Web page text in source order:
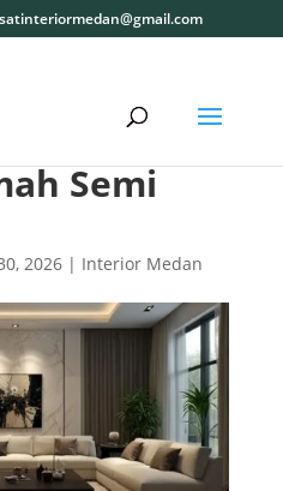
Semi
2026| Interior Medan